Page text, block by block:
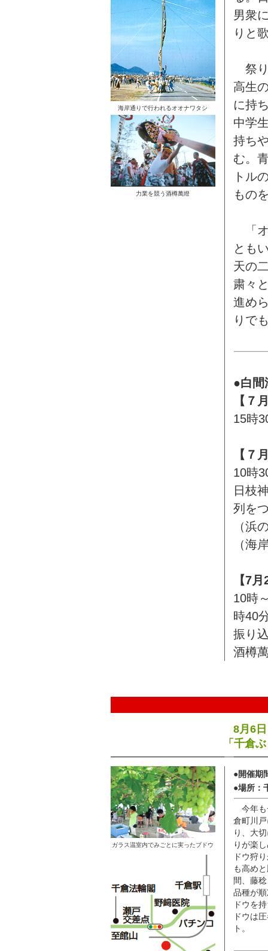
海岸通りで行われるオオナワタシ
力業を競う酒樽萬燈
男衆
りと
祭り
高生
に持
中学
持ち
む。
トル
もの
「オ
とも
天の
粛々
進め
りで
●白間
【７
15時
【７
10時
日枝
列を
（浜
（海
【7
10時
時40
振り
酒樽
8月6
「千倉
ガラス温室内でみごとに実ったブドウ
●開催期
●場所：
今年も
倉町川
り、大
りが楽
ドウ狩
も高め
間、藤
品種が
ドウを
ドウは
ト。